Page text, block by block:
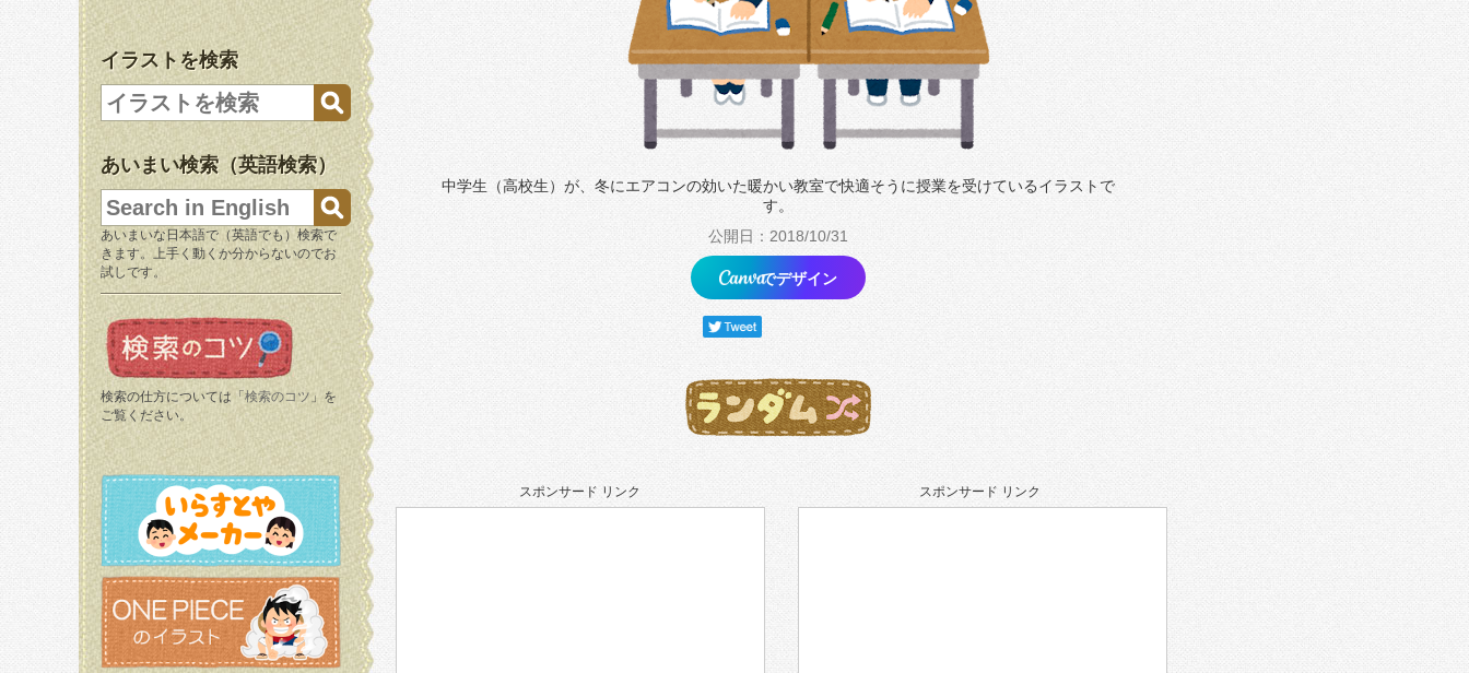
イラストを検索
あいまい検索（英語検索）
あいまいな日本語で（英語でも）検索で
きます。上手く動くか分からないのでお
試しです。
検索の仕方については「 検索のコツ 」を
ご覧ください。
中学生（高校生）が、冬にエアコンの効いた暖かい教室で快適そうに授業を受けているイラストで
す。
公開日：2018/10/31
でデザイン
スポンサード リンク スポンサード リンク